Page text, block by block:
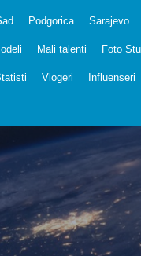
Podgorica Sarajevo
Mali talenti Foto
Vlogeri Influenseri